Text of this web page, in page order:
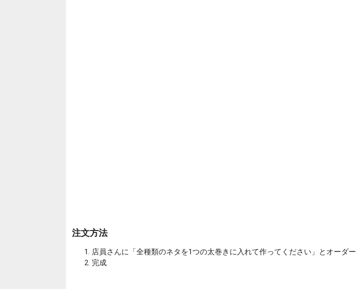
注文方法
店員さんに「全種類のネタを1つの太巻きに入れて作ってください」とオーダー
完成